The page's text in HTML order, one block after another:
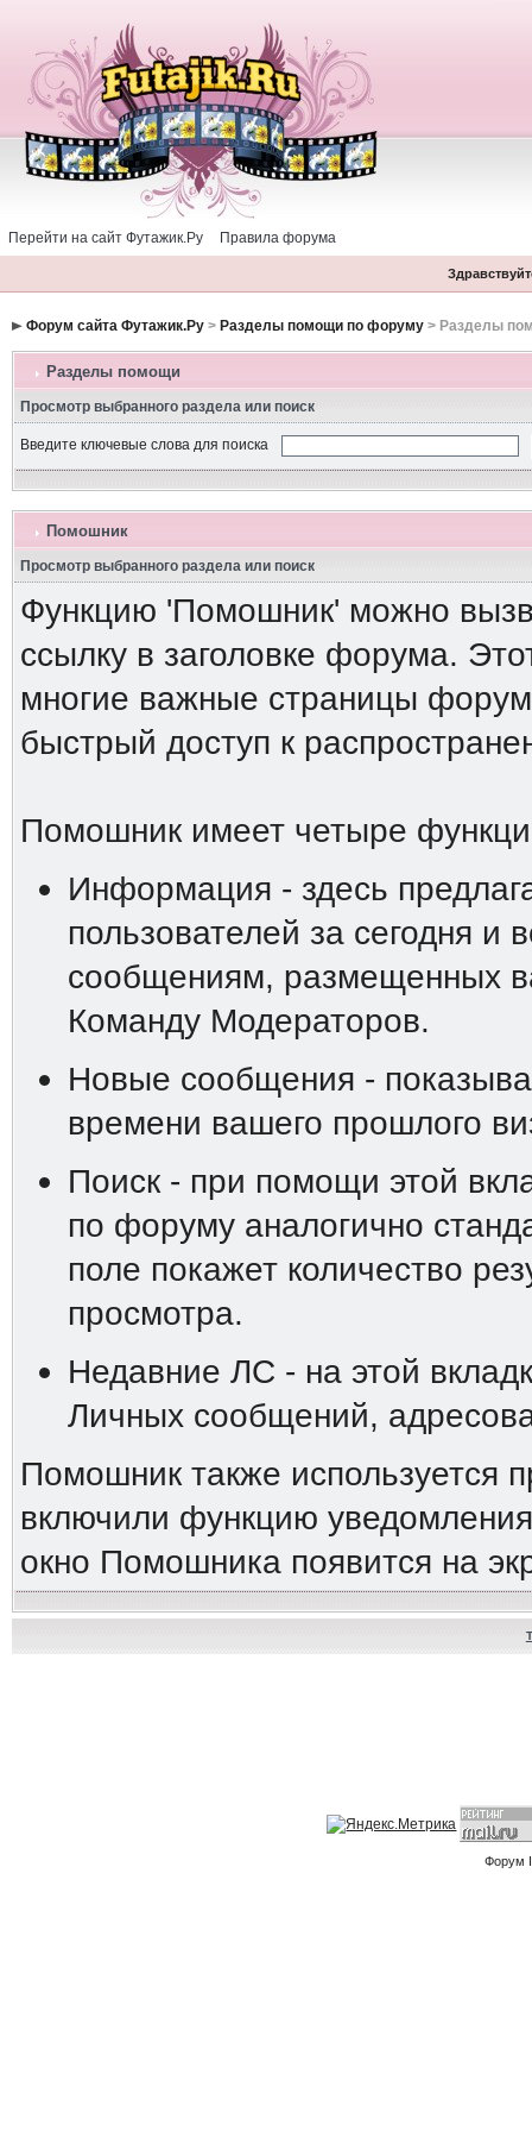
Перейти на сайт Футажик.Ру Правила форума
Форум сайта Футажик.Ру> Разделы помощи по форуму> Разделы
Разделы помощи
Просмотр выбранного раздела или поиск
Введите ключевые слова для поиска
Помошник
Просмотр выбранного раздела или поиск
Функцию 'Помошник' можно
ссылку в заголовке форума.
многие важные страницы
быстрый доступ к
Помошник имеет четыре
Информация - здесь
пользователей за сегодня
сообщениям, размещенных
Команду Модераторов.
Новые сообщения -
времени вашего прошлого
Поиск - при помощи этой
по форуму аналогично
поле покажет количество
просмотра.
Недавние ЛС - на этой
Личных сообщений,
Помошник также используется
включили функцию
окно Помошника появится на
Форум